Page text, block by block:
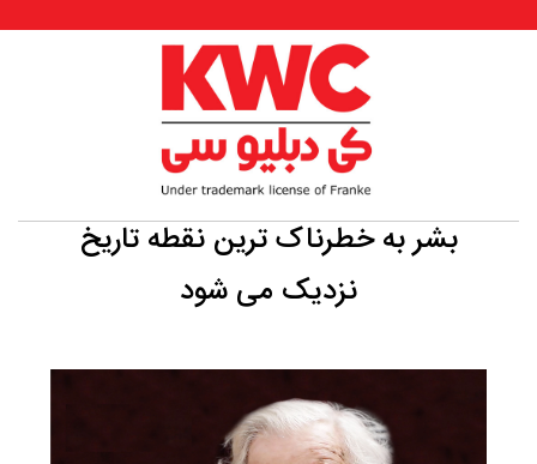
بشر به خطرناک ترین نقطه تاریخ
نزدیک می شود